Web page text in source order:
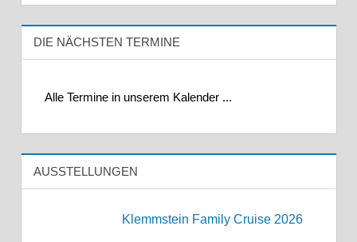
DIE NÄCHSTEN TERMINE
Alle Termine in unserem Kalender ...
AUSSTELLUNGEN
Klemmstein Family Cruise 2026